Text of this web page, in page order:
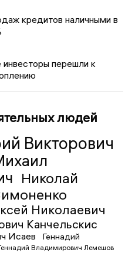
кредитов наличными в
инвесторы перешли к
людей
Викторович
Николай
Николаевич
Канчельскис
Исаев
Геннадий
Владимирович Лемешов